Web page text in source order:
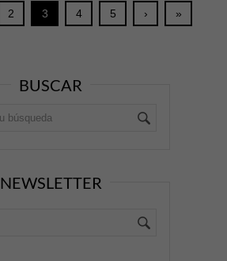
2 3 4 5 › »
BUSCAR
NEWSLETTER